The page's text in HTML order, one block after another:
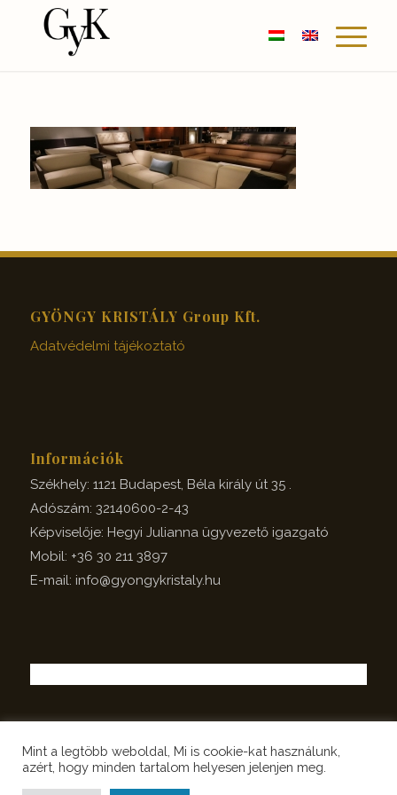
GYÖNGY KRISTÁLY Group Kft.
Adatvédelmi tájékoztató
Információk
Székhely: 1121 Budapest, Béla király út 35 .
Adószám: 32140600-2-43
Képviselője: Hegyi Julianna ügyvezető igazgató
Mobil: +36 30 211 3897
E-mail: info@gyongykristaly.hu
Mint a legtöbb weboldal, Mi is cookie-kat használunk,
azért, hogy minden tartalom helyesen jelenjen meg.